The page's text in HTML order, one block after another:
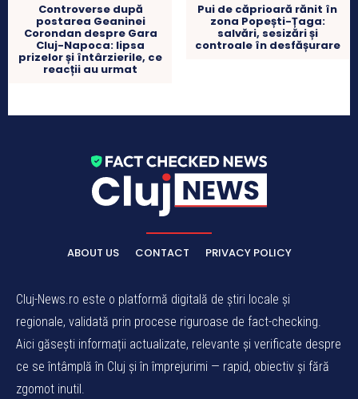
Controverse după
postarea Geaninei
Corondan despre Gara
Cluj-Napoca: lipsa
prizelor și întârzierile, ce
reacții au urmat
Pui de căprioară rănit în
zona Popești-Țaga:
salvări, sesizări și
controale în desfășurare
ABOUT US CONTACT PRIVACY POLICY
Cluj-News.ro este o platformă digitală de știri locale și
regionale, validată prin procese riguroase de fact-checking.
Aici găsești informații actualizate, relevante și verificate despre
ce se întâmplă în Cluj și în împrejurimi — rapid, obiectiv și fără
zgomot inutil.